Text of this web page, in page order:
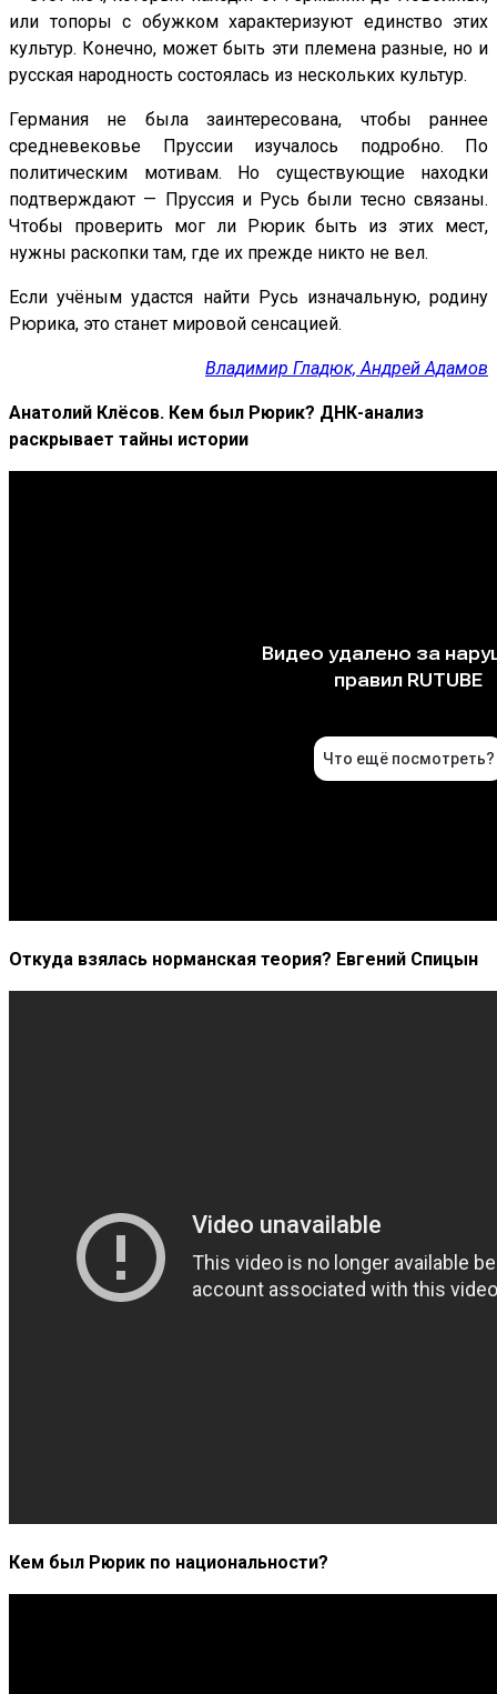
или топоры с обужком характеризуют единство этих
культур. Конечно, может быть эти племена разные, но и
русская народность состоялась из нескольких культур.
Германия не была заинтересована, чтобы раннее
средневековье Пруссии изучалось подробно. По
политическим мотивам. Но существующие находки
подтверждают — Пруссия и Русь были тесно связаны.
Чтобы проверить мог ли Рюрик быть из этих мест,
нужны раскопки там, где их прежде никто не вел.
Если учёным удастся найти Русь изначальную, родину
Рюрика, это станет мировой сенсацией.
Владимир Гладюк, Андрей Адамов
Анатолий Клёсов. Кем был Рюрик? ДНК-анализ
раскрывает тайны истории
Откуда взялась норманская теория? Евгений Спицын
Кем был Рюрик по национальности?